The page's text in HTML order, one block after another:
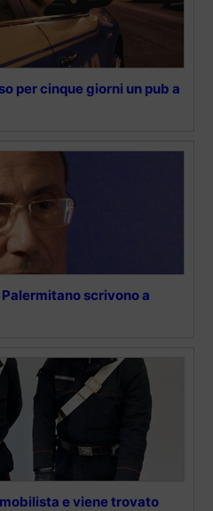
per cinque giorni un pub a
scrivono a
e viene trovato